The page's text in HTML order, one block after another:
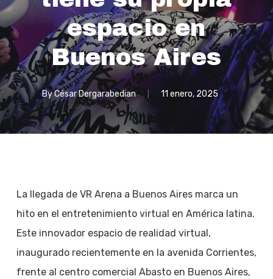
espacio en
Buenos Aires
ByCésar Dergarabedian 11 enero, 2025
La llegada de VR Arena a Buenos Aires marca un
hito en el entretenimiento virtual en América latina.
Este innovador espacio de realidad virtual,
inaugurado recientemente en la avenida Corrientes,
frente al centro comercial Abasto en Buenos Aires,